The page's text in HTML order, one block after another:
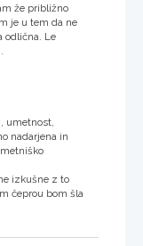
že približno
je u tem da ne
odlična. Le
umetnost,
nadarjena in
izkušne z to
čeprou bom šla